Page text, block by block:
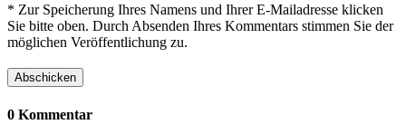
* Zur Speicherung Ihres Namens und Ihrer E-Mailadresse klicken
Sie bitte oben. Durch Absenden Ihres Kommentars stimmen Sie der
möglichen Veröffentlichung zu.
0 Kommentar